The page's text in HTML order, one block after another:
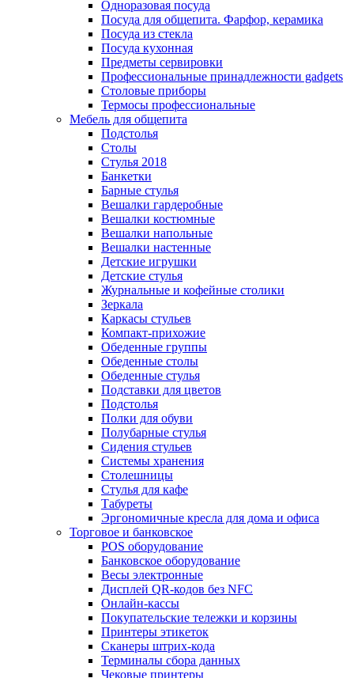
Одноразовая посуда
Посуда для общепита. Фарфор, керамика
Посуда из стекла
Посуда кухонная
Предметы сервировки
Профессиональные принадлежности gadgets
Столовые приборы
Термосы профессиональные
Мебель для общепита
Подстолья
Столы
Стулья 2018
Банкетки
Барные стулья
Вешалки гардеробные
Вешалки костюмные
Вешалки напольные
Вешалки настенные
Детские игрушки
Детские стулья
Журнальные и кофейные столики
Зеркала
Каркасы стульев
Компакт-прихожие
Обеденные группы
Обеденные столы
Обеденные стулья
Подставки для цветов
Подстолья
Полки для обуви
Полубарные стулья
Сидения стульев
Системы хранения
Столешницы
Стулья для кафе
Табуреты
Эргономичные кресла для дома и офиса
Торговое и банковское
POS оборудование
Банковское оборудование
Весы электронные
Дисплей QR-кодов без NFC
Онлайн-кассы
Покупательские тележки и корзины
Принтеры этикеток
Сканеры штрих-кода
Терминалы сбора данных
Чековые принтеры